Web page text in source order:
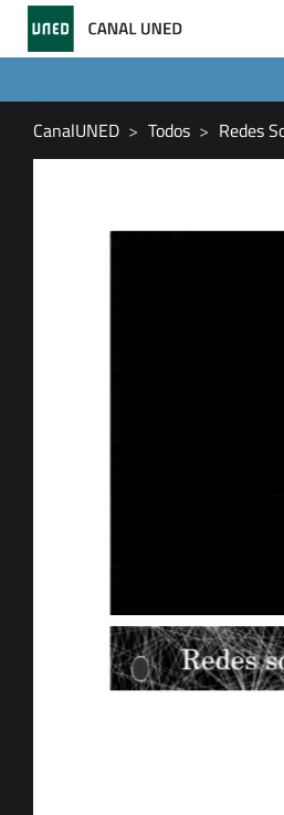
CanalUNED Todos Redes